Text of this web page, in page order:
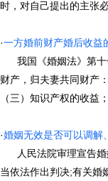
时，对自己提出的主张
·一方婚前财产婚后收益
我国《婚姻法》第十
财产，归夫妻共同财产
（三）知识产权的收益
·婚姻无效是否可以调解
人民法院审理宣告婚
当依法作出判决;有关婚